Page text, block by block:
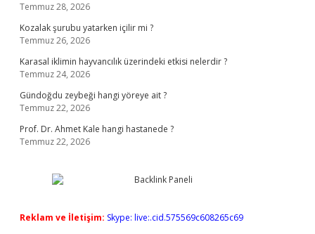
Temmuz 28, 2026
Kozalak şurubu yatarken içilir mi ?
Temmuz 26, 2026
Karasal iklimin hayvancılık üzerindeki etkisi nelerdir ?
Temmuz 24, 2026
Gündoğdu zeybeği hangi yöreye ait ?
Temmuz 22, 2026
Prof. Dr. Ahmet Kale hangi hastanede ?
Temmuz 22, 2026
Reklam ve İletişim: Skype: live:.cid.575569c608265c69